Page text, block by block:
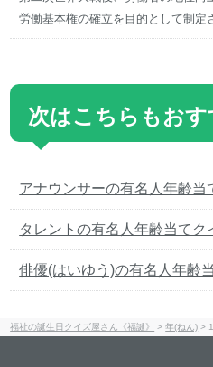
労働基本権の確立を目的として制定
次はこちらもおす
アナウンサーの有名人年齢当
タレントの有名人年齢当てク
俳優(はいゆう)の有名人年齢
福祉の誕生日クイズ屋さん《福誕》 >年(ねん) >